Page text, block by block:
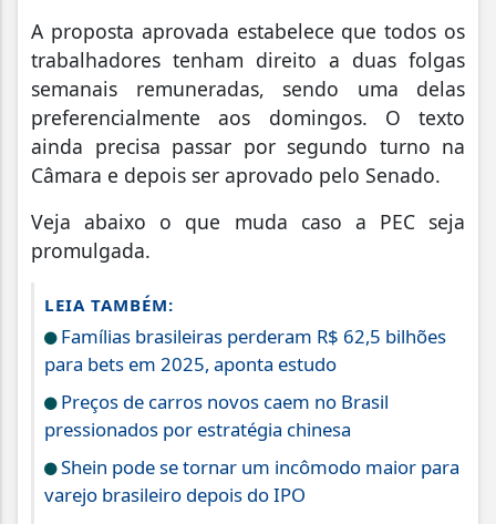
A proposta aprovada estabelece que todos os
trabalhadores tenham direito a duas folgas
semanais remuneradas, sendo uma delas
preferencialmente aos domingos. O texto
ainda precisa passar por segundo turno na
Câmara e depois ser aprovado pelo Senado.
Veja abaixo o que muda caso a PEC seja
promulgada.
LEIA TAMBÉM:
Famílias brasileiras perderam R$ 62,5 bilhões
para bets em 2025, aponta estudo
Preços de carros novos caem no Brasil
pressionados por estratégia chinesa
Shein pode se tornar um incômodo maior para
varejo brasileiro depois do IPO